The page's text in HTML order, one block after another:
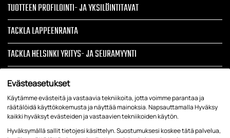
TUOTTEEN PROFILOINTI- JA YKSILÖINTITAVAT
TACKLA LAPPEENRANTA
TACKLA HELSINKI YRITYS- JA SEURAMYYNTI
ARTIKKELIT
TIETOSUOJASELOSTE JA REKISTERISELOSTE
YRITYSTEKSTIILIT, LIIKELAHJAT, TYÖVAATTEET, TAPAHTUMATUOTTEET
Evästeasetukset
Käytämme evästeitä ja vastaavia tekniikoita, jotta voimme parantaa ja
räätälöidä käyttökokemusta ja näyttää mainoksia. Napsauttamalla Hyväksy
kaikki hyväksyt evästeiden ja vastaavien tekniikoiden käytön.
Hyväksymällä sallit tietojesi käsittelyn. Suostumuksesi koskee tätä palvelua,